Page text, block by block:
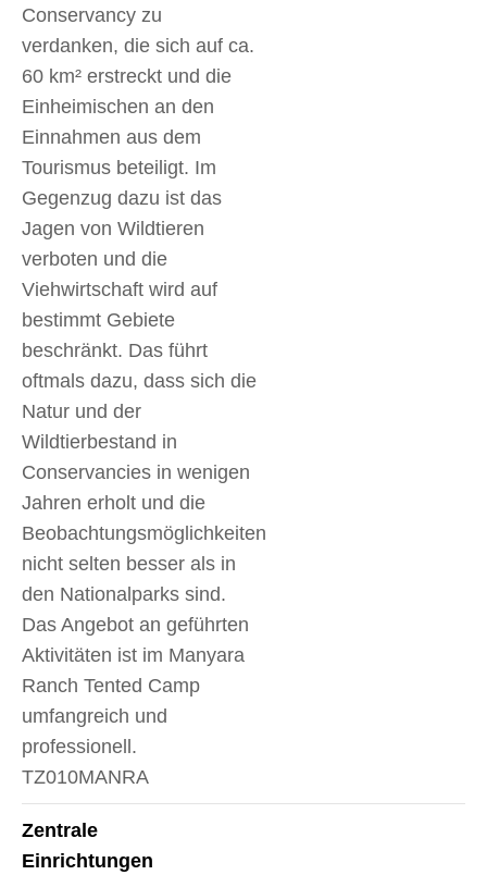
Conservancy zu
verdanken, die sich auf ca.
60 km² erstreckt und die
Einheimischen an den
Einnahmen aus dem
Tourismus beteiligt. Im
Gegenzug dazu ist das
Jagen von Wildtieren
verboten und die
Viehwirtschaft wird auf
bestimmt Gebiete
beschränkt. Das führt
oftmals dazu, dass sich die
Natur und der
Wildtierbestand in
Conservancies in wenigen
Jahren erholt und die
Beobachtungsmöglichkeiten
nicht selten besser als in
den Nationalparks sind.
Das Angebot an geführten
Aktivitäten ist im Manyara
Ranch Tented Camp
umfangreich und
professionell.
TZ010MANRA
Zentrale
Einrichtungen